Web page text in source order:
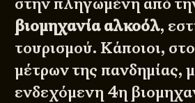
βιομηχανία αλκοόλ,
τουρισμού. Κάποιοι,
μέτρων της πανδημίας,
ενδεχόμενη 4η